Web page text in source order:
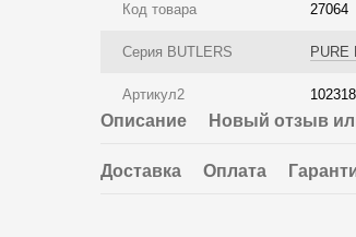
Код товара 27064
Серия BUTLERS PURE
Артикул2
Описание Новый отзыв
Доставка Оплата